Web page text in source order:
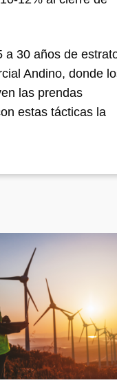
a 30 años de
Andino, donde
las prendas
estas tácticas la